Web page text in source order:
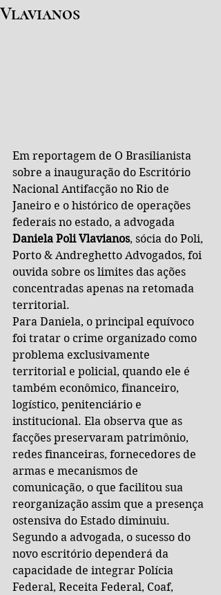
Vlavianos
Em reportagem de O Brasilianista
sobre a inauguração do Escritório
Nacional Antifacção no Rio de
Janeiro e o histórico de operações
federais no estado, a advogada
Daniela Poli Vlavianos, sócia do Poli,
Porto & Andreghetto Advogados, foi
ouvida sobre os limites das ações
concentradas apenas na retomada
territorial.
Para Daniela, o principal equívoco
foi tratar o crime organizado como
problema exclusivamente
territorial e policial, quando ele é
também econômico, financeiro,
logístico, penitenciário e
institucional. Ela observa que as
facções preservaram patrimônio,
redes financeiras, fornecedores de
armas e mecanismos de
comunicação, o que facilitou sua
reorganização assim que a presença
ostensiva do Estado diminuiu.
Segundo a advogada, o sucesso do
novo escritório dependerá da
capacidade de integrar Polícia
Federal, Receita Federal, Coaf,